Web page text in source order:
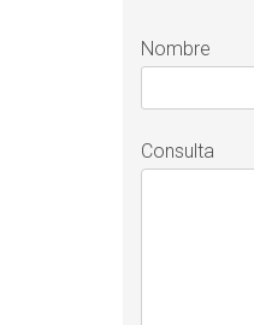
Nombre
Consulta